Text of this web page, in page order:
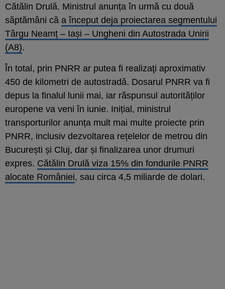
Cătălin Drulă. Ministrul anunța în urmă cu două
săptămâni că a început deja proiectarea segmentului
Târgu Neamț – Iași – Ungheni din Autostrada Unirii
(A8).
În total, prin PNRR ar putea fi realizaţi aproximativ
450 de kilometri de autostradă. Dosarul PNRR va fi
depus la finalul lunii mai, iar răspunsul autorităților
europene va veni în iunie. Inițial, ministrul
transporturilor anunța mult mai multe proiecte prin
PNRR, inclusiv dezvoltarea rețelelor de metrou din
București și Cluj, dar și finalizarea unor drumuri
expres. Cătălin Drulă viza 15% din fondurile PNRR
alocate României, sau circa 4,5 miliarde de dolari.